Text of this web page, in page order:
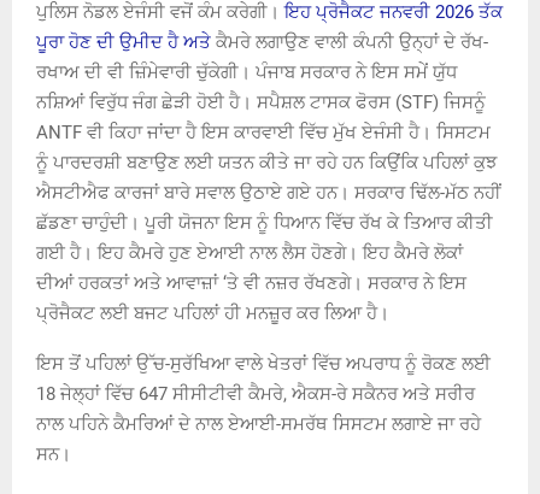
ਪੁਲਿਸ ਨੋਡਲ ਏਜੰਸੀ ਵਜੋਂ ਕੰਮ ਕਰੇਗੀ।ਇਹ ਪ੍ਰੋਜੈਕਟ ਜਨਵਰੀ 2026 ਤੱਕ
ਪੂਰਾ ਹੋਣ ਦੀ ਉਮੀਦ ਹੈ ਅਤੇ ਕੈਮਰੇ ਲਗਾਉਣ ਵਾਲੀ ਕੰਪਨੀ ਉਨ੍ਹਾਂ ਦੇ ਰੱਖ-
ਰਖਾਅ ਦੀ ਵੀ ਜ਼ਿੰਮੇਵਾਰੀ ਚੁੱਕੇਗੀ। ਪੰਜਾਬ ਸਰਕਾਰ ਨੇ ਇਸ ਸਮੇਂ ਯੁੱਧ
ਨਸ਼ਿਆਂ ਵਿਰੁੱਧ ਜੰਗ ਛੇੜੀ ਹੋਈ ਹੈ। ਸਪੈਸ਼ਲ ਟਾਸਕ ਫੋਰਸ (STF) ਜਿਸਨੂੰ
ANTF ਵੀ ਕਿਹਾ ਜਾਂਦਾ ਹੈ ਇਸ ਕਾਰਵਾਈ ਵਿੱਚ ਮੁੱਖ ਏਜੰਸੀ ਹੈ। ਸਿਸਟਮ
ਨੂੰ ਪਾਰਦਰਸ਼ੀ ਬਣਾਉਣ ਲਈ ਯਤਨ ਕੀਤੇ ਜਾ ਰਹੇ ਹਨ ਕਿਉਂਕਿ ਪਹਿਲਾਂ ਕੁਝ
ਐਸਟੀਐਫ ਕਾਰਜਾਂ ਬਾਰੇ ਸਵਾਲ ਉਠਾਏ ਗਏ ਹਨ। ਸਰਕਾਰ ਢਿੱਲ-ਮੱਠ ਨਹੀਂ
ਛੱਡਣਾ ਚਾਹੁੰਦੀ। ਪੂਰੀ ਯੋਜਨਾ ਇਸ ਨੂੰ ਧਿਆਨ ਵਿੱਚ ਰੱਖ ਕੇ ਤਿਆਰ ਕੀਤੀ
ਗਈ ਹੈ। ਇਹ ਕੈਮਰੇ ਹੁਣ ਏਆਈ ਨਾਲ ਲੈਸ ਹੋਣਗੇ। ਇਹ ਕੈਮਰੇ ਲੋਕਾਂ
ਦੀਆਂ ਹਰਕਤਾਂ ਅਤੇ ਆਵਾਜ਼ਾਂ ‘ਤੇ ਵੀ ਨਜ਼ਰ ਰੱਖਣਗੇ। ਸਰਕਾਰ ਨੇ ਇਸ
ਪ੍ਰੋਜੈਕਟ ਲਈ ਬਜਟ ਪਹਿਲਾਂ ਹੀ ਮਨਜ਼ੂਰ ਕਰ ਲਿਆ ਹੈ।
ਇਸ ਤੋਂ ਪਹਿਲਾਂ ਉੱਚ-ਸੁਰੱਖਿਆ ਵਾਲੇ ਖੇਤਰਾਂ ਵਿੱਚ ਅਪਰਾਧ ਨੂੰ ਰੋਕਣ ਲਈ
18 ਜੇਲ੍ਹਾਂ ਵਿੱਚ 647 ਸੀਸੀਟੀਵੀ ਕੈਮਰੇ, ਐਕਸ-ਰੇ ਸਕੈਨਰ ਅਤੇ ਸਰੀਰ
ਨਾਲ ਪਹਿਨੇ ਕੈਮਰਿਆਂ ਦੇ ਨਾਲ ਏਆਈ-ਸਮਰੱਥ ਸਿਸਟਮ ਲਗਾਏ ਜਾ ਰਹੇ
ਸਨ।